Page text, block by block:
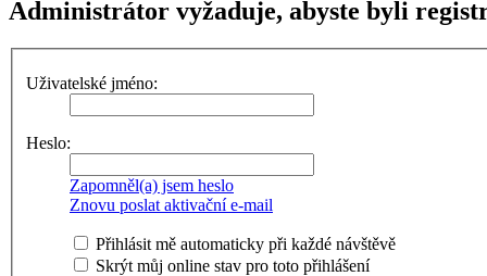
Administrátor vyžaduje, abyste byli
Uživatelské jméno:
Heslo:
Zapomněl(a) jsem heslo
Znovu poslat aktivační e-mail
Přihlásit mě automaticky při každé návštěvě
Skrýt můj online stav pro toto přihlášení